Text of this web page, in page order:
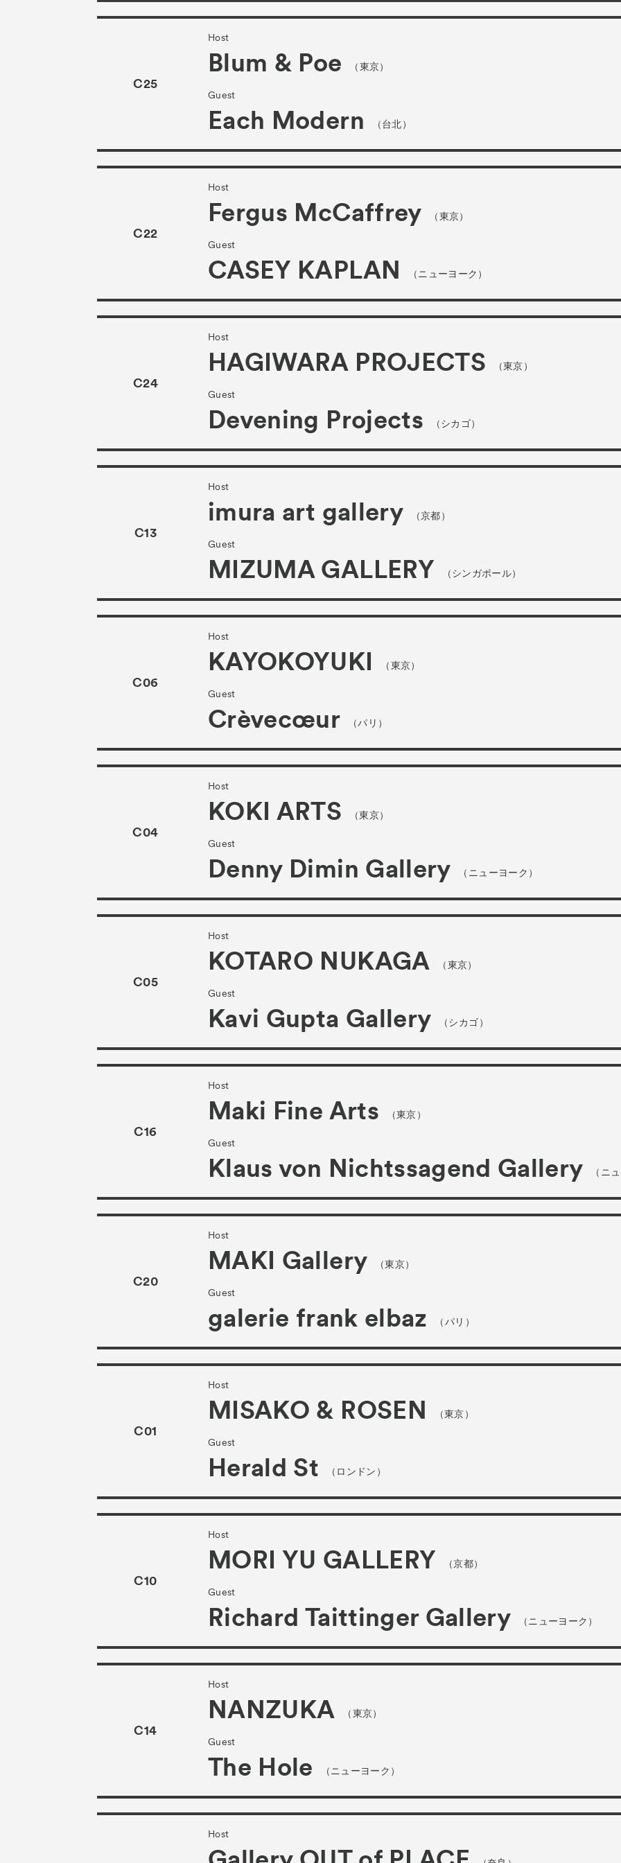
C25
Host
Blum & Poe （東京）
Guest
Each Modern （台北）
C22
Host
Fergus McCaffrey （東京）
Guest
CASEY KAPLAN （ニューヨーク）
C24
Host
HAGIWARA PROJECTS （東京）
Guest
Devening Projects （シカゴ）
C13
Host
imura art gallery （京都）
Guest
MIZUMA GALLERY （シンガポール）
C06
Host
KAYOKOYUKI （東京）
Guest
Crèvecœur （パリ）
C04
Host
KOKI ARTS （東京）
Guest
Denny Dimin Gallery （ニューヨーク）
C05
Host
KOTARO NUKAGA （東京）
Guest
Kavi Gupta Gallery （シカゴ）
C16
Host
Maki Fine Arts （東京）
Guest
Klaus von Nichtssagend Gallery （ニ
C20
Host
MAKI Gallery （東京）
Guest
galerie frank elbaz （パリ）
C01
Host
MISAKO & ROSEN （東京）
Guest
Herald St （ロンドン）
C10
Host
MORI YU GALLERY （京都）
Guest
Richard Taittinger Gallery （ニューヨーク）
C14
Host
NANZUKA （東京）
Guest
The Hole （ニューヨーク）
Host